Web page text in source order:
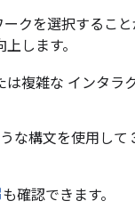
クを選択するこ
します。
複雑な インタラ
な構文を使用し
も確認できます。